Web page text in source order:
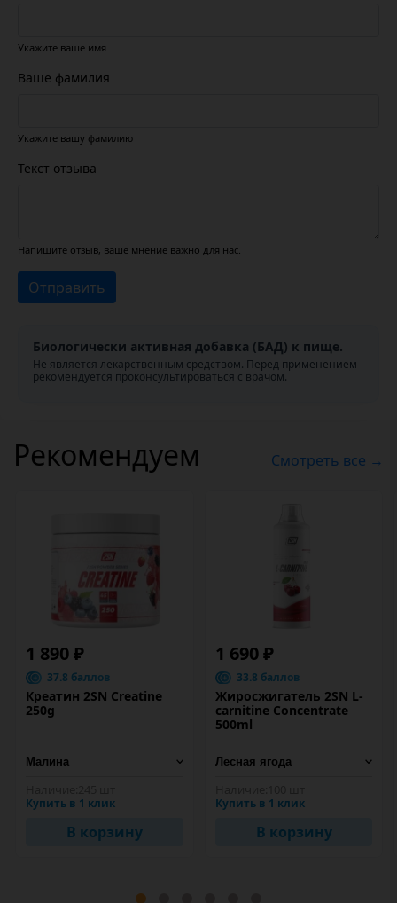
Укажите ваше имя
Ваше фамилия
Укажите вашу фамилию
Текст отзыва
Напишите отзыв, ваше мнение важно для нас.
Отправить
Биологически активная добавка (БАД) к пище.
Не является лекарственным средством. Перед применением
рекомендуется проконсультироваться с врачом.
Рекомендуем Смотреть все →
1 890 ₽
37.8 баллов
Креатин 2SN Creatine
250g
Купить в 1 клик
В корзину
1 690 ₽
33.8 баллов
Жиросжигатель 2SN L-
carnitine Concentrate
500ml
Купить в 1 клик
В корзину